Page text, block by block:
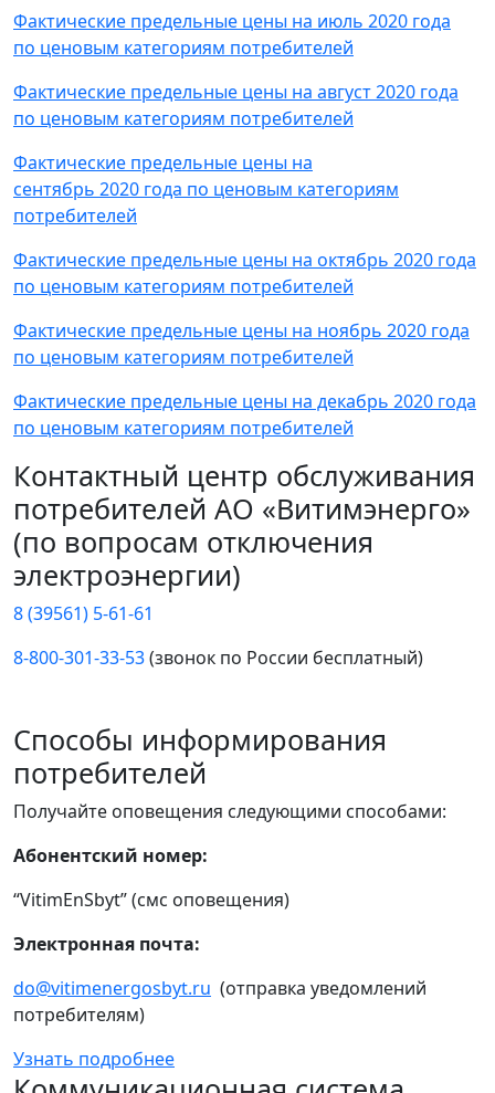
Фактические предельные цены на июль 2020 года
по ценовым категориям потребителей
Фактические предельные цены на август 2020 года
по ценовым категориям потребителей
Фактические предельные цены на
сентябрь 2020 года по ценовым категориям
потребителей
Фактические предельные цены на октябрь 2020 года
по ценовым категориям потребителей
Фактические предельные цены на ноябрь 2020 года
по ценовым категориям потребителей
Фактические предельные цены на декабрь 2020 года
по ценовым категориям потребителей
Контактный центр обслуживания
потребителей АО «Витимэнерго»
(по вопросам отключения
электроэнергии)
8 (39561) 5-61-61
8-800-301-33-53(звонок по России бесплатный)
Способы информирования
потребителей
Получайте оповещения следующими способами:
Абонентский номер:
“VitimEnSbyt” (смс оповещения)
Электронная почта:
do@vitimenergosbyt.ru (отправка уведомлений
потребителям)
Узнать подробнее